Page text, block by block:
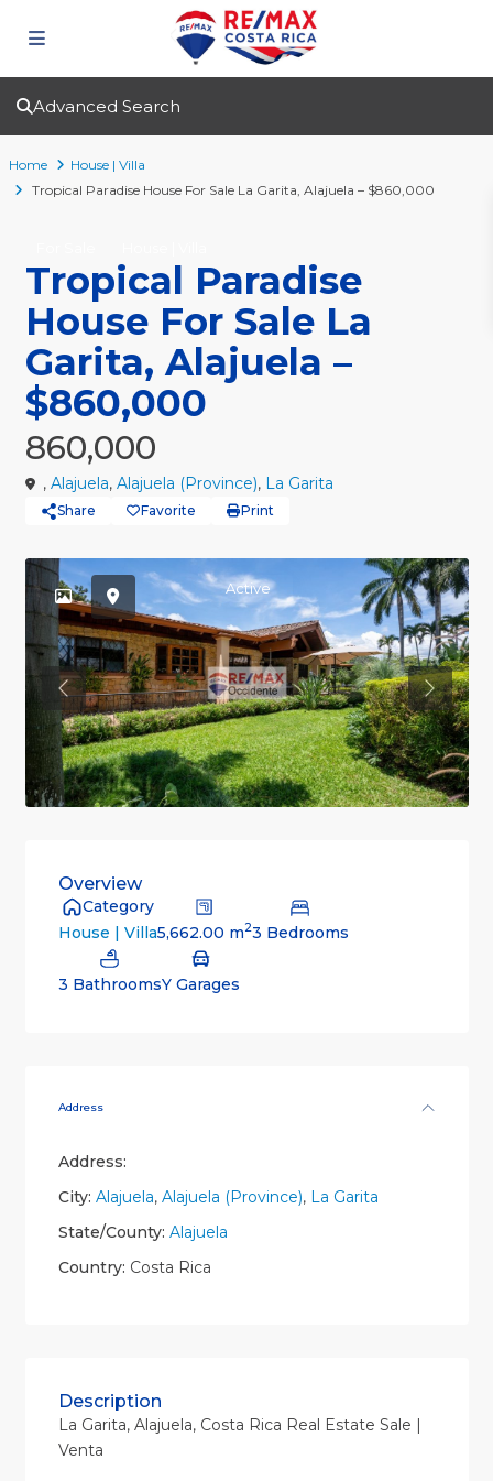
Advanced Search
Home
House | Villa
Tropical Paradise House For Sale La Garita, Alajuela – $860,000
Tropical Paradise
House For Sale La
Garita, Alajuela –
$860,000
860,000
, Alajuela, Alajuela (Province), La Garita
Share Favorite Print
Active
Previous
Overview
Category
House | Villa5,662.00 m23 Bedrooms
3 BathroomsY Garages
Address
Address:
City: Alajuela, Alajuela (Province), La Garita
State/County: Alajuela
Country: Costa Rica
Description
La Garita, Alajuela, Costa Rica Real Estate Sale |
Venta